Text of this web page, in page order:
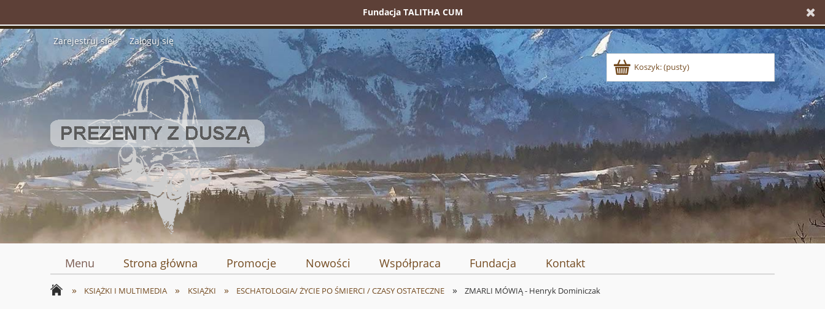
Fundacja TALITHA CUM
Zarejestruj się Zaloguj się
Koszyk:(pusty)
Menu Strona główna Promocje Nowości Współpraca Fundacja Kontakt
» KSIĄŻKI I MULTIMEDIA » KSIĄŻKI » ESCHATOLOGIA/ ŻYCIE PO ŚMIERCI / CZASY OSTATECZNE » ZMARLI MÓWIĄ - Henryk Dominiczak